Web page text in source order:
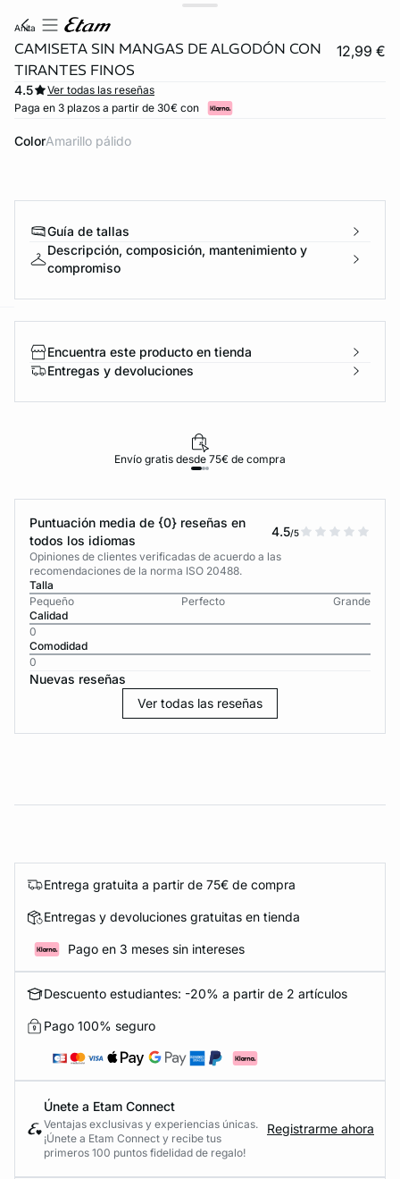
anita
CAMISETA SIN MANGAS DE ALGODÓN CON
TIRANTES FINOS
12,99 €
4.5
Ver todas las reseñas
Paga en 3 plazos a partir de 30€ con
Color amarillo pálido
Guía de tallas
Descripción, composición, mantenimiento y
compromiso
Encuentra este producto en tienda
Entregas y devoluciones
Envío gratis desde 75€ de compra
Puntuación media de {0} reseñas en
todos los idiomas
4.5/5
Opiniones de clientes verificadas de acuerdo a las
recomendaciones de la norma ISO 20488.
Talla
Pequeño
Perfecto
Grande
Calidad
0
Comodidad
0
Nuevas reseñas
Ver todas las reseñas
Entrega gratuita a partir de 75€ de compra
Entregas y devoluciones gratuitas en tienda
Pago en 3 meses sin intereses
Descuento estudiantes: -20% a partir de 2 artículos
Pago 100% seguro
Únete a Etam Connect
Ventajas exclusivas y experiencias únicas.
¡Únete a Etam Connect y recibe tus
primeros 100 puntos fidelidad de regalo!
Registrarme ahora